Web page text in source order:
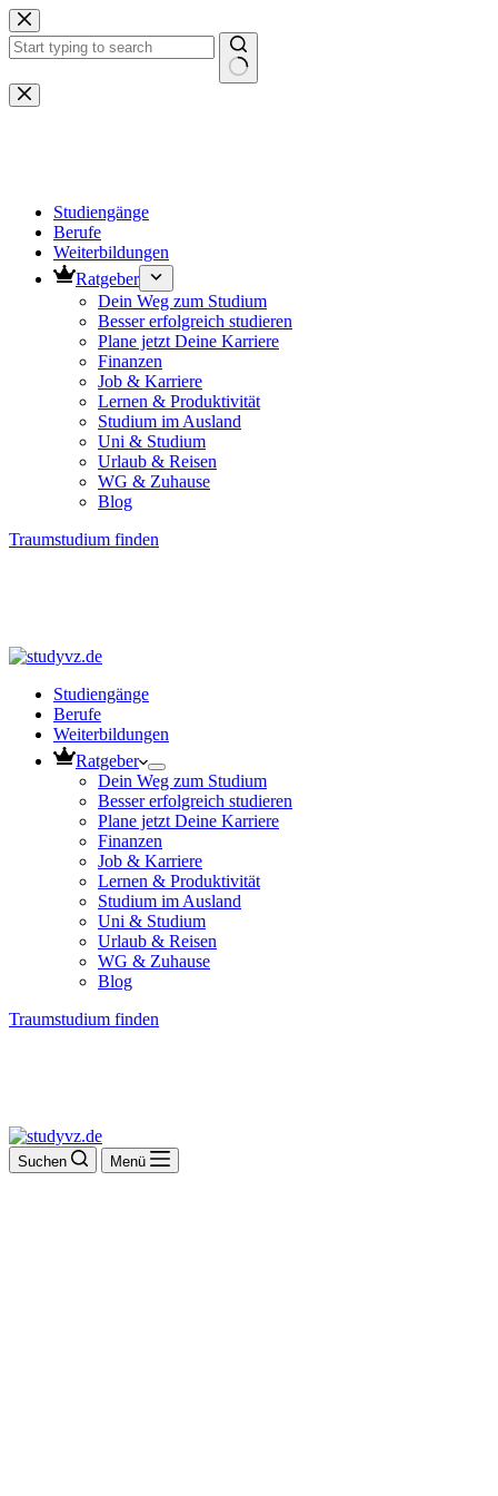
Zum
Inhalt
springen
Keine
Ergebnisse
Studiengänge
Berufe
Weiterbildungen
Ratgeber
Dein Weg zum Studium
Besser erfolgreich studieren
Plane jetzt Deine Karriere
Finanzen
Job & Karriere
Lernen & Produktivität
Studium im Ausland
Uni & Studium
Urlaub & Reisen
WG & Zuhause
Blog
Traumstudium finden
Studiengänge
Berufe
Weiterbildungen
Ratgeber
Dein Weg zum Studium
Besser erfolgreich studieren
Plane jetzt Deine Karriere
Finanzen
Job & Karriere
Lernen & Produktivität
Studium im Ausland
Uni & Studium
Urlaub & Reisen
WG & Zuhause
Blog
Traumstudium finden
Suchen Menü